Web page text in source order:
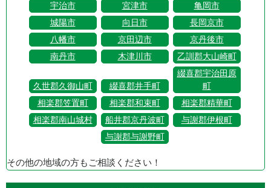
宇治市
宮津市
亀岡市
城陽市
向日市
長岡京市
八幡市
京田辺市
京丹後市
南丹市
木津川市 乙訓郡大山崎町
久世郡久御山町 綴喜郡井手町
綴喜郡宇治田原
町
相楽郡笠置町
相楽郡和束町
相楽郡精華町
相楽郡南山城村
船井郡京丹波町
与謝郡伊根町
与謝郡与謝野町
その他の地域の方もご相談ください！